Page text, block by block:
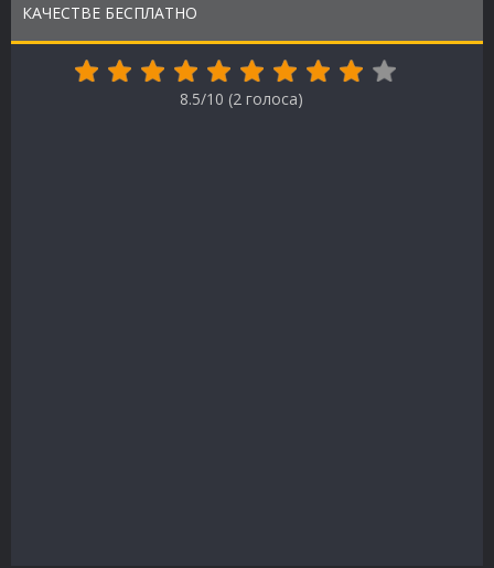
КАЧЕСТВЕ БЕСПЛАТНО
8.5/10 (2 голоса)